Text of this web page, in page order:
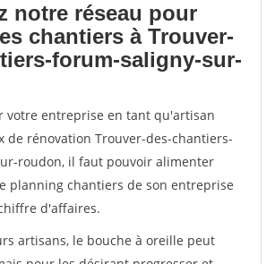
notre réseau pour
chantiers à Trouver-
forum-saligny-sur-
votre entreprise en tant qu'artisan
de rénovation Trouver-des-chantiers-
roudon, il faut pouvoir alimenter
planning chantiers de son entreprise
d'affaires.
artisans, le bouche à oreille peut